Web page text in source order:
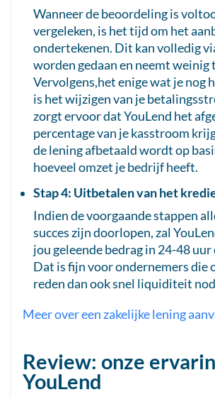
Wanneer de beoordeling is
vergeleken, is het tijd om het
ondertekenen. Dit kan volledig
worden gedaan en neemt weinig
Vervolgens,het enige wat je nog
is het wijzigen van je
zorgt ervoor dat YouLend het
percentage van je kasstroom
de lening afbetaald wordt op
hoeveel omzet je bedrijf heeft.
Stap 4: Uitbetalen van het
Indien de voorgaande stappen
succes zijn doorlopen, zal
jou geleende bedrag in 24-48 uur
Dat is fijn voor ondernemers die
reden dan ook snel liquiditeit
Meer over een zakelijke lening
Review: onze
YouLend